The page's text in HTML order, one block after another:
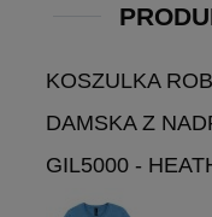
KOSZULKA
DAMSKA Z
GIL5000 -